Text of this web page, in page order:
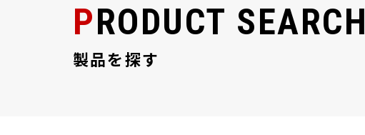
PRODUCT SEARCH
製品を探す